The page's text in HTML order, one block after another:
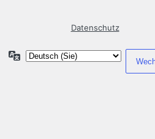
Datenschutz
Sprache